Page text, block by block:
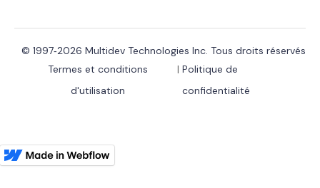
© 1997‑2026 Multidev Technologies Inc. Tous droits réservés
Termes et conditions
d'utilisation
| Politique de
confidentialité